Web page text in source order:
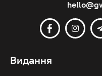
Видання